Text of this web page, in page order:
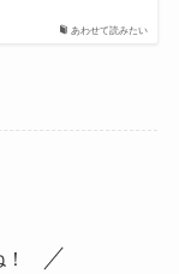
あわせて読みたい